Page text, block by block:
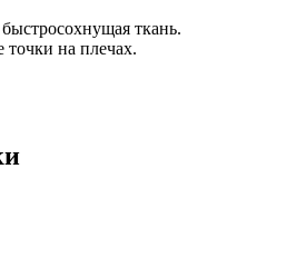
ткань.
на плечах.